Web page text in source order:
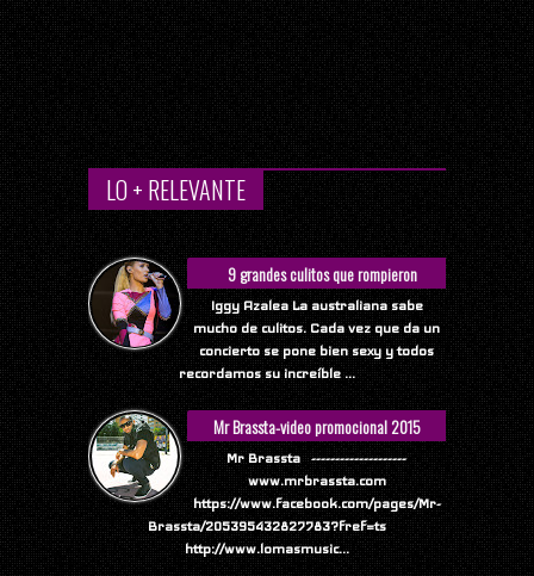
LO + RELEVANTE
9 grandes culitos que rompieron
Internet
Iggy Azalea La australiana sabe
mucho de culitos. Cada vez que da un
concierto se pone bien sexy y todos
recordamos su increíble ...
Mr Brassta-video promocional 2015
Mr Brassta --------------------
www.mrbrassta.com
https://www.facebook.com/pages/Mr-
Brassta/205395432827783?fref=ts
http://www.lomasmusic...